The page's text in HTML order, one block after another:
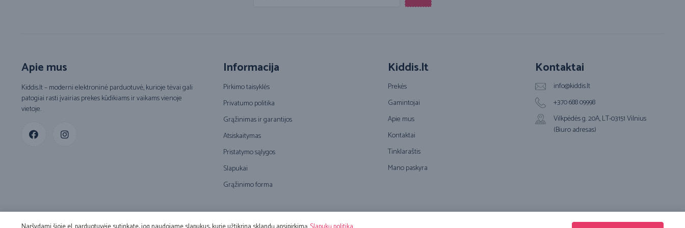
Apie mus
Kiddis.lt – moderni elektroninė parduotuvė, kurioje tėvai gali
patogiai rasti įvairias prekes kūdikiams ir vaikams vienoje
vietoje.
Informacija
Pirkimo taisyklės
Privatumo politika
Grąžinimas ir garantijos
Atsiskaitymas
Pristatymo sąlygos
Slapukai
Grąžinimo forma
Kiddis.lt
Prekės
Gamintojai
Apie mus
Kontaktai
Tinklaraštis
Mano paskyra
Kontaktai
info@kiddis.lt
+370 688 09998
Vilkpėdės g. 20A, LT-03151 Vilnius
(Biuro adresas)
© 2016 – 2026 Kiddis.lt. Visos teisės saugomos. Sprendimas: